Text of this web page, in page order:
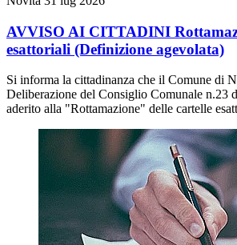
AVVISO AI CITTADINI
esattoriali (Definizione agevolata)
Si informa la cittadinanza che il Comune di
Deliberazione del Consiglio Comunale n.23
aderito alla "Rottamazione" delle cartelle